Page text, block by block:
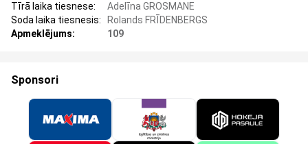
Tīrā laika tiesnese:
Adelīna GROSMANE
Soda laika tiesnesis:
Rolands FRĪDENBERGS
Apmeklējums:
109
Sponsori